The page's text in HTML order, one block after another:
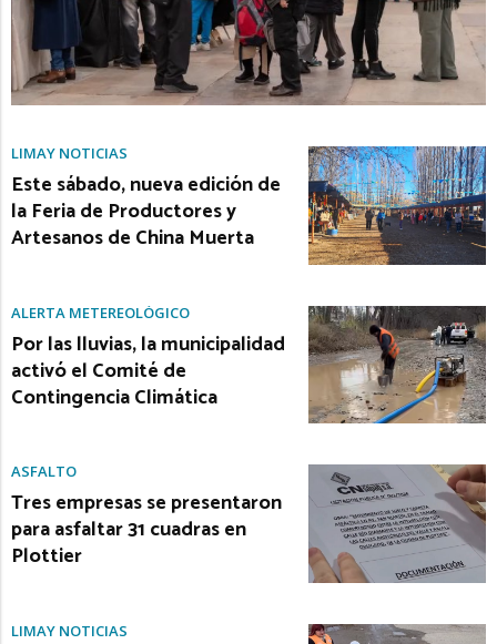
LIMAY NOTICIAS
Este sábado, nueva edición de
la Feria de Productores y
Artesanos de China Muerta
ALERTA METEREOLÓGICO
Por las lluvias, la municipalidad
activó el Comité de
Contingencia Climática
ASFALTO
Tres empresas se presentaron
para asfaltar 31 cuadras en
Plottier
LIMAY NOTICIAS